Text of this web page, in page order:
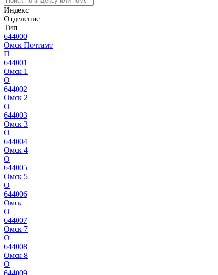
Индекс
Отделение
Тип
644000
Омск Почтамт
П
644001
Омск 1
О
644002
Омск 2
О
644003
Омск 3
О
644004
Омск 4
О
644005
Омск 5
О
644006
Омск
О
644007
Омск 7
О
644008
Омск 8
О
644009